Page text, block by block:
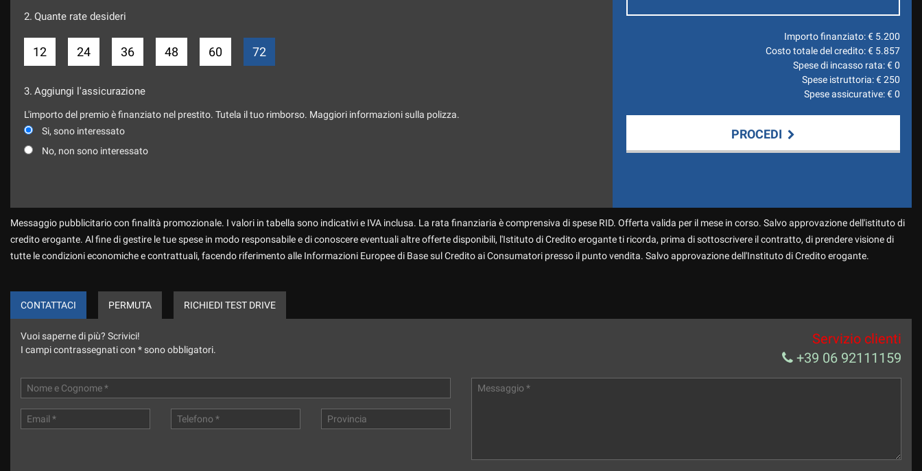
2. Quante rate desideri
12 24 36 48 60 72
3. Aggiungi l'assicurazione
L'importo del premio è finanziato nel prestito. Tutela il tuo rimborso. Maggiori informazioni sulla polizza.
Si, sono interessato
No, non sono interessato
Importo finanziato: € 5.200
Costo totale del credito: € 5.857
Spese di incasso rata: €0
Spese istruttoria: €250
Spese assicurative: €0
PROCEDI
Messaggio pubblicitario con finalità promozionale. I valori in tabella sono indicativi e IVA inclusa. La rata finanziaria è comprensiva di spese RID. Offerta valida per il mese in corso. Salvo approvazione dell'istituto di
credito erogante. Al fine di gestire le tue spese in modo responsabile e di conoscere eventuali altre offerte disponibili, l'Istituto di Credito erogante ti ricorda, prima di sottoscrivere il contratto, di prendere visione di
tutte le condizioni economiche e contrattuali, facendo riferimento alle Informazioni Europee di Base sul Credito ai Consumatori presso il punto vendita. Salvo approvazione dell'Instituto di Credito erogante.
CONTATTACI PERMUTA RICHIEDI TEST DRIVE
Vuoi saperne di più? Scrivici!
I campi contrassegnati con * sono obbligatori.
Servizio clienti
+39 06 92111159